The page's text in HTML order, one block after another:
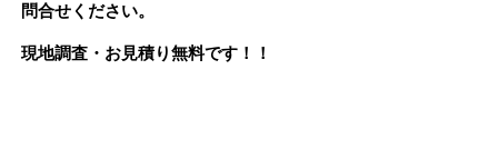
問合せください。
現地調査・お見積り無料です！！